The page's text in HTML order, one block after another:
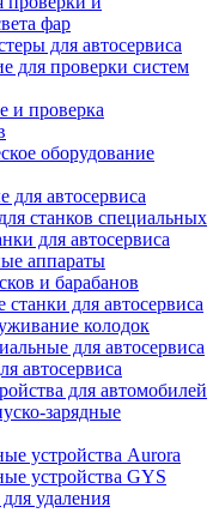
фар
для автосервиса
для проверки систем
и проверка
оборудование
для автосервиса
станков специальных
для автосервиса
аппараты
и барабанов
для автосервиса
колодок
для автосервиса
автосервиса
для автомобилей
зарядные
устройства Aurora
устройства GYS
удаления